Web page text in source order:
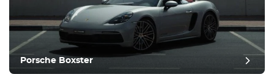
Porsche Boxster